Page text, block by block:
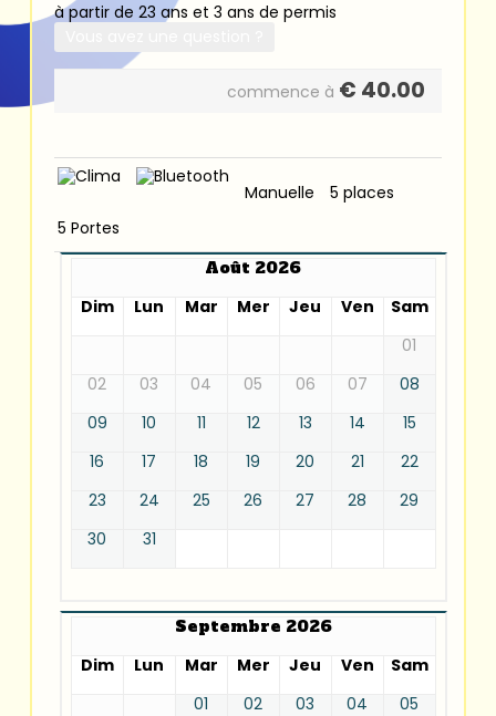
à partir de 23 ans et 3 ans de permis
commence à € 40.00
Manuelle
5 places
5 Portes
Août 2026
Dim
Lun Mar Mer Jeu Ven
Sam
01
02
03 04 05 06 07
08
09
10 11 12 13 14
15
16
17 18 19 20 21
22
23
24 25 26 27 28
29
30
31
Septembre 2026
Dim
Lun Mar Mer Jeu Ven
Sam
01
02 03 04
05